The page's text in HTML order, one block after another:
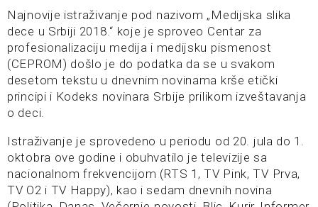
Najnovije istraživanje pod nazivom „Medijska slika
dece u Srbiji 2018.“ koje je sproveo Centar za
profesionalizaciju medija i medijsku pismenost
(CEPROM) došlo je do podatka da se u svakom
desetom tekstu u dnevnim novinama krše etički
principi i Kodeks novinara Srbije prilikom izveštavanja
o deci.
Istraživanje je sprovedeno u periodu od 20. jula do 1.
oktobra ove godine i obuhvatilo je televizije sa
nacionalnom frekvencijom (RTS 1, TV Pink, TV Prva,
TV O2 i TV Happy), kao i sedam dnevnih novina